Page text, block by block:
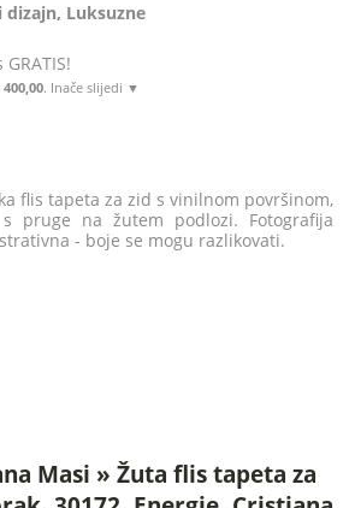
dizajn, Luksuzne
400,00. Inače slijedi ▼
flis tapeta za zid s vinilnom površinom,
pruge na žutem podlozi. Fotografija
- boje se mogu razlikovati.
Masi » Žuta flis tapeta za